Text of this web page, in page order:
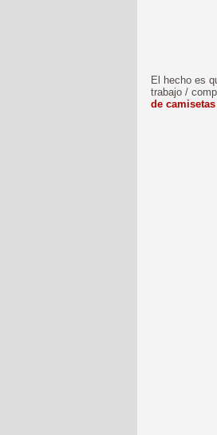
El hecho es
trabajo /
de